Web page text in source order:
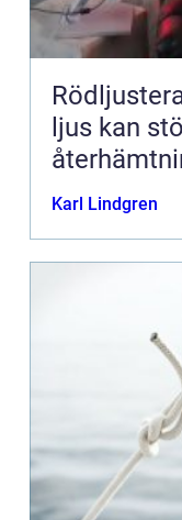
ljus kan
Karl Lindgren